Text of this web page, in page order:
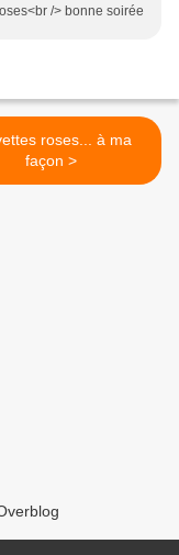
/> bonne soirée
roses... à ma
façon >